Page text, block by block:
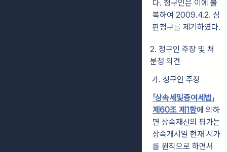
다. 청구인은 이에 불
복하여 2009.4.2. 심
판청구를 제기하였다.
2. 청구인 주장 및 처
분청 의견
가. 청구인 주장
「상속세및증여세법」
제60조 제1항에 의하
면 상속재산의 평가는
상속개시일 현재 시가
를 원칙으로 하면서